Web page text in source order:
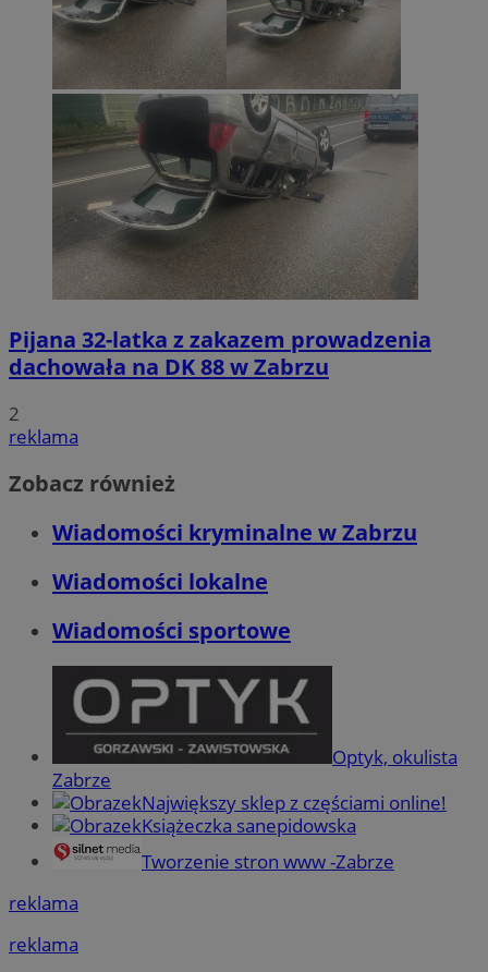
Pijana 32-latka z zakazem prowadzenia
dachowała na DK 88 w Zabrzu
2
reklama
Zobacz również
Wiadomości kryminalne w Zabrzu
Wiadomości lokalne
Wiadomości sportowe
Optyk, okulista
Zabrze
Największy sklep z częściami online!
Książeczka sanepidowska
Tworzenie stron www -Zabrze
reklama
reklama